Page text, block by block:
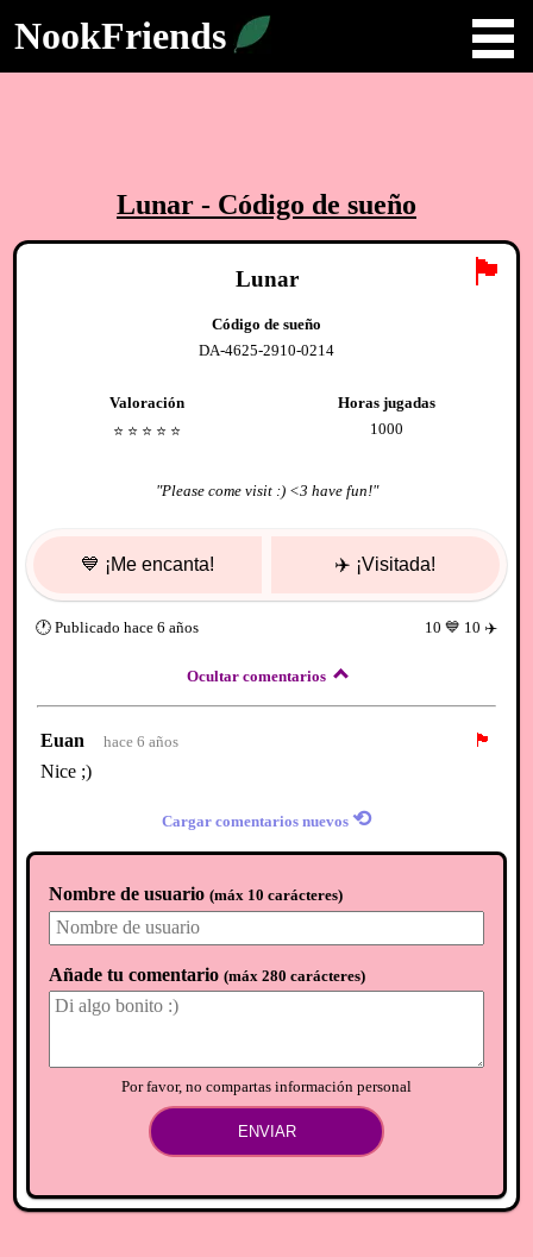
NookFriends
Lunar - Código de sueño
🏴
Lunar
Código de sueño
DA-4625-2910-0214
Valoración
⭐️ ⭐️ ⭐️ ⭐️ ⭐️
Horas jugadas
1000
"Please come visit :) <3 have fun!"
💙 ¡Me encanta! ✈️ ¡Visitada!
🕐Publicado hace 6 años 10 💙 10 ✈️
Ocultar comentarios
Euan hace 6 años
🏴
Nice ;)
Cargar comentarios nuevos ⟲
Nombre de usuario (máx 10 carácteres)
Añade tu comentario (máx 280 carácteres)
Por favor, no compartas información personal
ENVIAR